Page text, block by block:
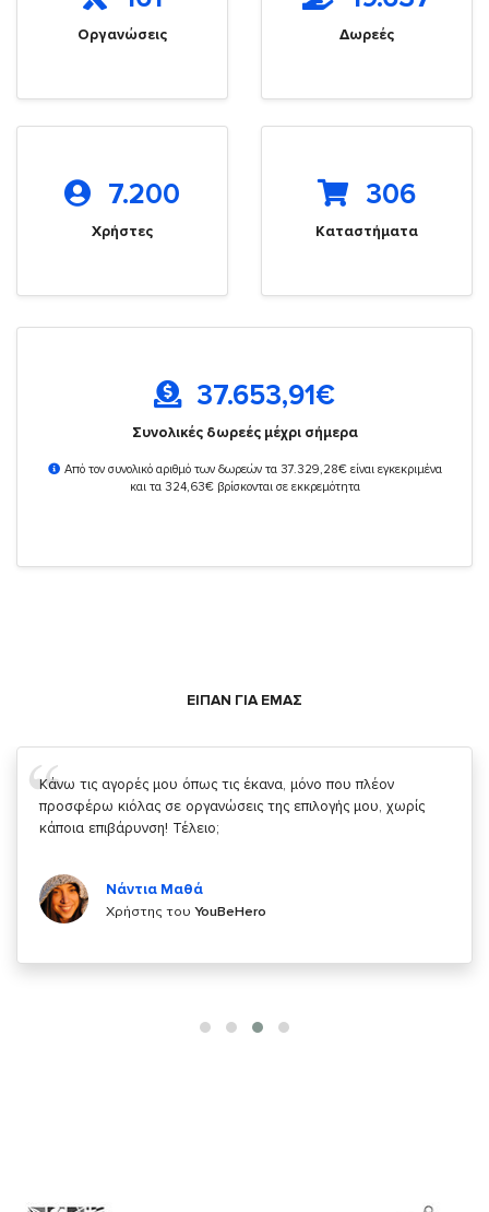
Οργανώσεις Δωρεές
7.200
Χρήστες
306
Καταστήματα
37.653,91€
Συνολικές δωρεές μέχρι σήμερα
Από τον συνολικό αριθμό των δωρεών τα 37.329,28€ είναι εγκεκριμένα
και τα 324,63€ βρίσκονται σε εκκρεμότητα
ΕΙΠΑΝ ΓΙΑ ΕΜΑΣ
Σας ευχαριστώ που μας δίνετε την δυνατότητα να κάνουμε
κάτι!
Χρήστης τουYouBeHero